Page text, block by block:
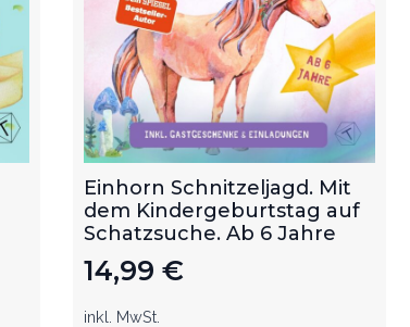
Einhorn Schnitzeljagd. Mit
dem Kindergeburtstag auf
Schatzsuche. Ab 6 Jahre
14,99 €
inkl. MwSt.